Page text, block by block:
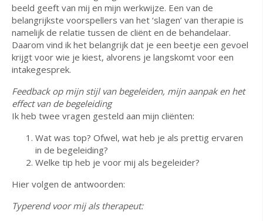
beeld geeft van mij en mijn werkwijze. Een van de
belangrijkste voorspellers van het ‘slagen’ van therapie is
namelijk de relatie tussen de cliënt en de behandelaar.
Daarom vind ik het belangrijk dat je een beetje een gevoel
krijgt voor wie je kiest, alvorens je langskomt voor een
intakegesprek.
Feedback op mijn stijl van begeleiden, mijn aanpak en het
effect van de begeleiding
Ik heb twee vragen gesteld aan mijn cliënten:
Wat was top? Ofwel, wat heb je als prettig ervaren
in de begeleiding?
Welke tip heb je voor mij als begeleider?
Hier volgen de antwoorden:
Typerend voor mij als therapeut: